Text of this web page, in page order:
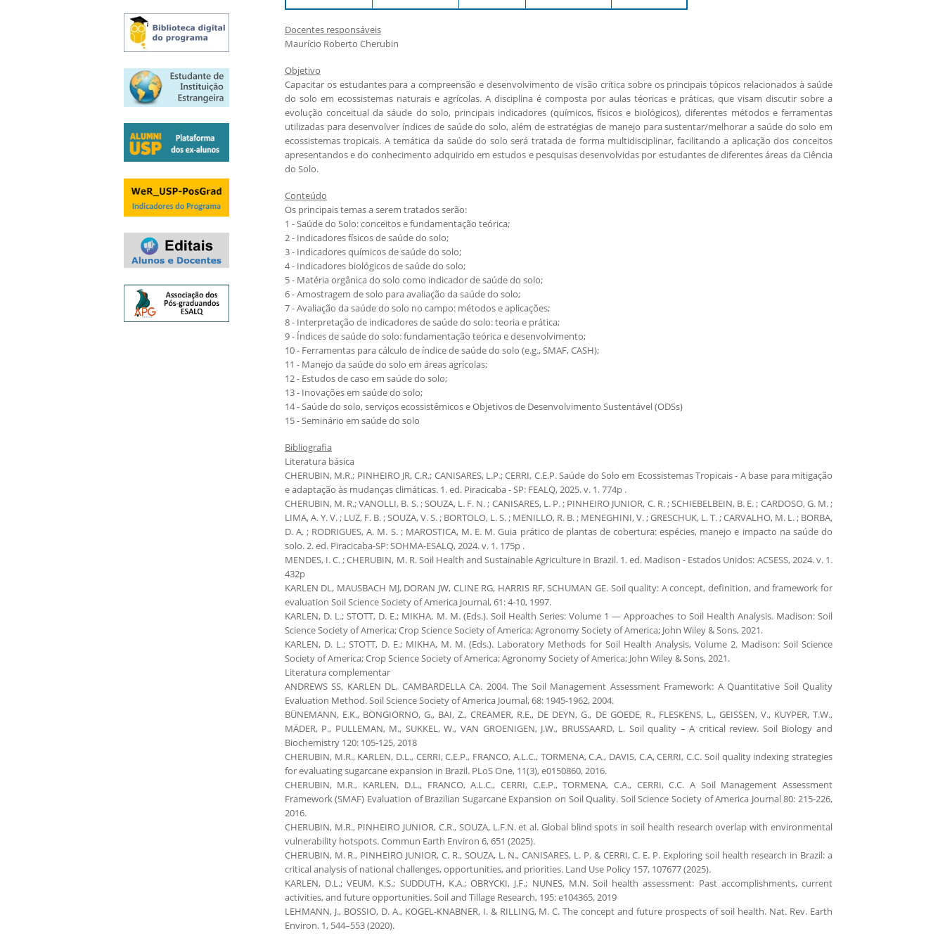
Resultado da seleção
Docentes responsáveis
Maurício Roberto Cherubin
Objetivo
Capacitar os estudantes para a compreensão e desenvolvimento de visão crítica sobre os principais tópicos relacionados à saúde
do solo em ecossistemas naturais e agrícolas. A disciplina é composta por aulas téoricas e práticas, que visam discutir sobre a
evolução conceitual da sáude do solo, principais indicadores (químicos, físicos e biológicos), diferentes métodos e ferramentas
utilizadas para desenvolver índices de saúde do solo, além de estratégias de manejo para sustentar/melhorar a saúde do solo em
ecossistemas tropicais. A temática da saúde do solo será tratada de forma multidisciplinar, facilitando a aplicação dos conceitos
apresentandos e do conhecimento adquirido em estudos e pesquisas desenvolvidas por estudantes de diferentes áreas da Ciência
do Solo.
Conteúdo
Os principais temas a serem tratados serão:
1 - Saúde do Solo: conceitos e fundamentação teórica;
2 - Indicadores físicos de saúde do solo;
3 - Indicadores químicos de saúde do solo;
4 - Indicadores biológicos de saúde do solo;
5 - Matéria orgânica do solo como indicador de saúde do solo;
6 - Amostragem de solo para avaliação da saúde do solo;
7 - Avaliação da saúde do solo no campo: métodos e aplicações;
8 - Interpretação de indicadores de saúde do solo: teoria e prática;
9 - Índices de saúde do solo: fundamentação teórica e desenvolvimento;
10 - Ferramentas para cálculo de índice de saúde do solo (e.g., SMAF, CASH);
11 - Manejo da saúde do solo em áreas agrícolas;
12 - Estudos de caso em saúde do solo;
13 - Inovações em saúde do solo;
14 - Saúde do solo, serviços ecossistêmicos e Objetivos de Desenvolvimento Sustentável (ODSs)
15 - Seminário em saúde do solo
Bibliografia
Literatura básica
CHERUBIN, M.R.; PINHEIRO JR, C.R.; CANISARES, L.P.; CERRI, C.E.P. Saúde do Solo em Ecossistemas Tropicais - A base para mitigação
e adaptação às mudanças climáticas. 1. ed. Piracicaba - SP: FEALQ, 2025. v. 1. 774p .
CHERUBIN, M. R.; VANOLLI, B. S. ; SOUZA, L. F. N. ; CANISARES, L. P. ; PINHEIRO JUNIOR, C. R. ; SCHIEBELBEIN, B. E. ; CARDOSO, G. M. ;
LIMA, A. Y. V. ; LUZ, F. B. ; SOUZA, V. S. ; BORTOLO, L. S. ; MENILLO, R. B. ; MENEGHINI, V. ; GRESCHUK, L. T. ; CARVALHO, M. L. ; BORBA,
D. A. ; RODRIGUES, A. M. S. ; MAROSTICA, M. E. M. Guia prático de plantas de cobertura: espécies, manejo e impacto na saúde do
solo. 2. ed. Piracicaba-SP: SOHMA-ESALQ, 2024. v. 1. 175p .
MENDES, I. C. ; CHERUBIN, M. R. Soil Health and Sustainable Agriculture in Brazil. 1. ed. Madison - Estados Unidos: ACSESS, 2024. v. 1.
432p
KARLEN DL, MAUSBACH MJ, DORAN JW, CLINE RG, HARRIS RF, SCHUMAN GE. Soil quality: A concept, definition, and framework for
evaluation Soil Science Society of America Journal, 61: 4-10, 1997.
KARLEN, D. L.; STOTT, D. E.; MIKHA, M. M. (Eds.). Soil Health Series: Volume 1 — Approaches to Soil Health Analysis. Madison: Soil
Science Society of America; Crop Science Society of America; Agronomy Society of America; John Wiley & Sons, 2021.
KARLEN, D. L.; STOTT, D. E.; MIKHA, M. M. (Eds.). Laboratory Methods for Soil Health Analysis, Volume 2. Madison: Soil Science
Society of America; Crop Science Society of America; Agronomy Society of America; John Wiley & Sons, 2021.
Literatura complementar
ANDREWS SS, KARLEN DL, CAMBARDELLA CA. 2004. The Soil Management Assessment Framework: A Quantitative Soil Quality
Evaluation Method. Soil Science Society of America Journal, 68: 1945-1962, 2004.
BÜNEMANN, E.K., BONGIORNO, G., BAI, Z., CREAMER, R.E., DE DEYN, G., DE GOEDE, R., FLESKENS, L., GEISSEN, V., KUYPER, T.W.,
MÄDER, P., PULLEMAN, M., SUKKEL, W., VAN GROENIGEN, J.W., BRUSSAARD, L. Soil quality – A critical review. Soil Biology and
Biochemistry 120: 105-125, 2018
CHERUBIN, M.R., KARLEN, D.L., CERRI, C.E.P., FRANCO, A.L.C., TORMENA, C.A., DAVIS, C.A, CERRI, C.C. Soil quality indexing strategies
for evaluating sugarcane expansion in Brazil. PLoS One, 11(3), e0150860, 2016.
CHERUBIN, M.R., KARLEN, D.L., FRANCO, A.L.C., CERRI, C.E.P., TORMENA, C.A., CERRI, C.C. A Soil Management Assessment
Framework (SMAF) Evaluation of Brazilian Sugarcane Expansion on Soil Quality. Soil Science Society of America Journal 80: 215-226,
2016.
CHERUBIN, M.R., PINHEIRO JUNIOR, C.R., SOUZA, L.F.N. et al. Global blind spots in soil health research overlap with environmental
vulnerability hotspots. Commun Earth Environ 6, 651 (2025).
CHERUBIN, M. R., PINHEIRO JUNIOR, C. R., SOUZA, L. N., CANISARES, L. P. & CERRI, C. E. P. Exploring soil health research in Brazil: a
critical analysis of national challenges, opportunities, and priorities. Land Use Policy 157, 107677 (2025).
KARLEN, D.L.; VEUM, K.S.; SUDDUTH, K.A.; OBRYCKI, J.F.; NUNES, M.N. Soil health assessment: Past accomplishments, current
activities, and future opportunities. Soil and Tillage Research, 195: e104365, 2019
LEHMANN, J., BOSSIO, D. A., KOGEL-KNABNER, I. & RILLING, M. C. The concept and future prospects of soil health. Nat. Rev. Earth
Environ. 1, 544–553 (2020).